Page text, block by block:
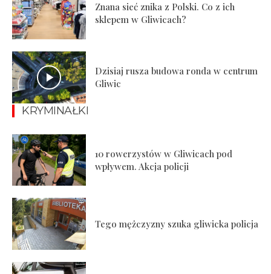
Znana sieć znika z Polski. Co z ich
sklepem w Gliwicach?
Dzisiaj rusza budowa ronda w centrum
Gliwic
KRYMINAŁKI
10 rowerzystów w Gliwicach pod
wpływem. Akcja policji
Tego mężczyzny szuka gliwicka policja